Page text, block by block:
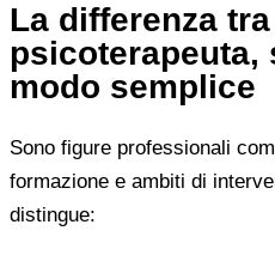
La differenza
psicoterapeuta,
modo semplice
Sono figure professionali
formazione e ambiti di
distingue: